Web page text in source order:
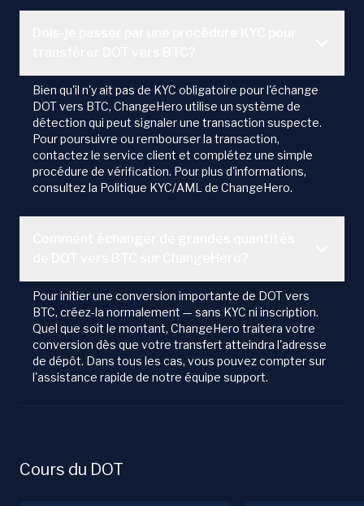
Bien qu'il n'y ait pas de KYC obligatoire pour l'échange
DOT vers BTC, ChangeHero utilise un système de
détection qui peut signaler une transaction suspecte.
Pour poursuivre ou rembourser la transaction,
contactez le service client et complétez une simple
procédure de vérification. Pour plus d'informations,
consultez la Politique KYC/AML de ChangeHero.
Pour initier une conversion importante de DOT vers
BTC, créez-la normalement — sans KYC ni inscription.
Quel que soit le montant, ChangeHero traitera votre
conversion dès que votre transfert atteindra l'adresse
de dépôt. Dans tous les cas, vous pouvez compter sur
l'assistance rapide de notre équipe support.
Cours du DOT